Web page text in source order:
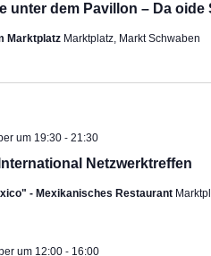
unter dem Pavillon – Da oide
Marktplatz Marktplatz, Markt Schwaben
Netzwerktreffen
um 19:30 -21:30
- Mexikanisches Restaurant
um 12:00 - 16:00